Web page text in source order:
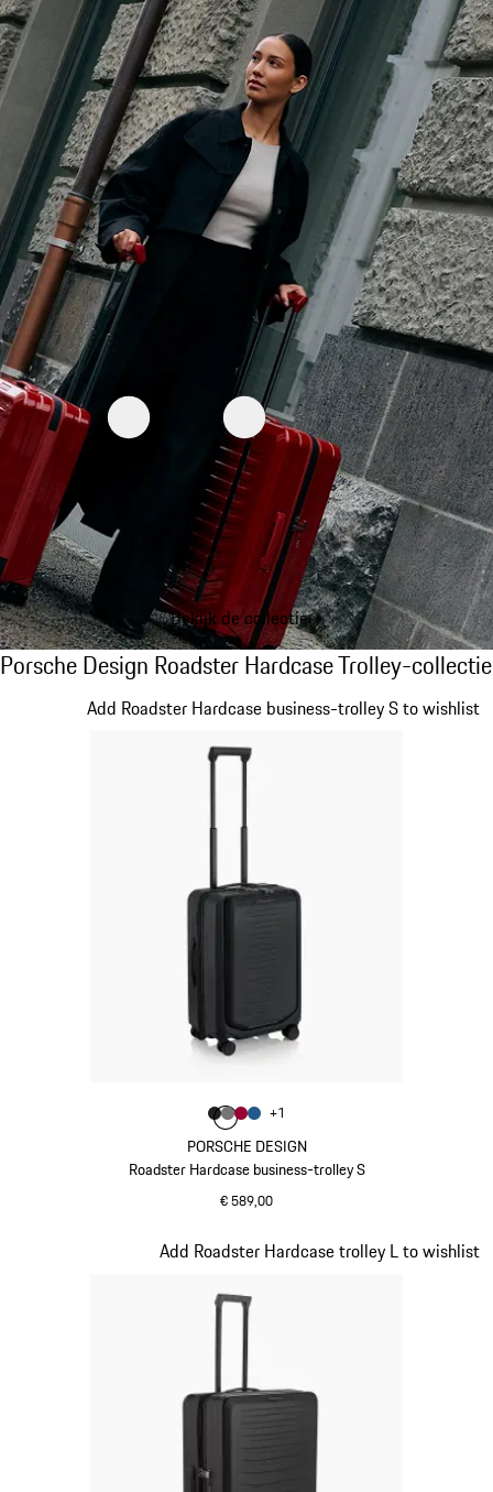
Bekijk de collectie
Porsche Design Roadster Hardcase
Porsche Design Roadster Hardcase Trolley-collectie
PORSCHE DESIGN
Roadster Hardcase business-trolley S
€ 589,00
Add Roadster Hardcase business-trolley S to wishlist
Dia 1 van 20
Kleur
Kleurmatzwart
Kleur nardogrijs
Kleurkarmijnrood
Kleur
+1
Add Roadster Hardcase trolley L to wishlist